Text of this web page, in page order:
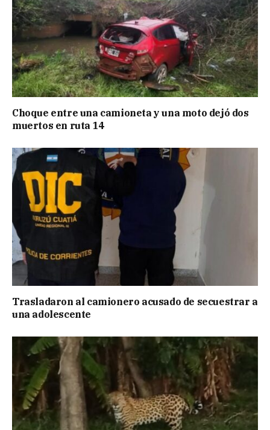
Choque entre una camioneta y una moto dejó dos
muertos en ruta 14
Trasladaron al camionero acusado de secuestrar a
una adolescente